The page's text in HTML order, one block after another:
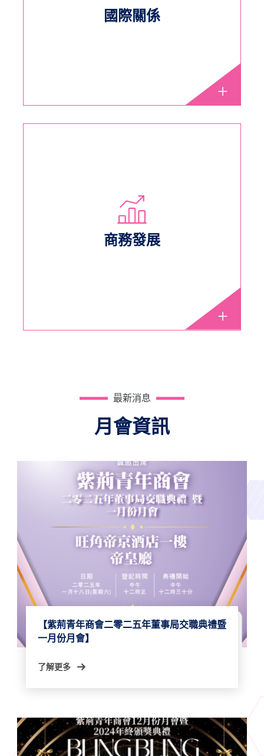
國際關係
商務發展
最新消息
月會資訊
【紫荊青年商會二零二五年董事局交職典禮暨
一月份月會】
了解更多